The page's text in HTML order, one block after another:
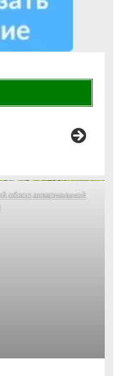
обзор аквариальной